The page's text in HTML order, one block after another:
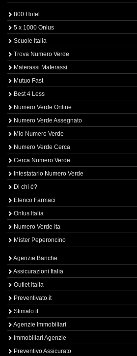
800 Hotel
5 x 1000 Onlus
Scuole Italia
Trova Numero Verde
Materassi Materassi
Mutuo Fast
Best 4 Less
Numero Verde Online
Numero Verde Assegnato
Mio Numero Verde
Numero Verde Cerca
Cerca Numero Verde
Intestatario Numero Verde
Di chi è?
Elenco Farmaci
Onlus Italia
Numero Verde Ita
Mister Peperoncino
Agenzie Banche
Assicurazioni Italia
Outlet Italia
Preventivato.it
Stimato.it
Agenzie Immobiliari
Immobiliari Agenzie
Preventivo Assicurato